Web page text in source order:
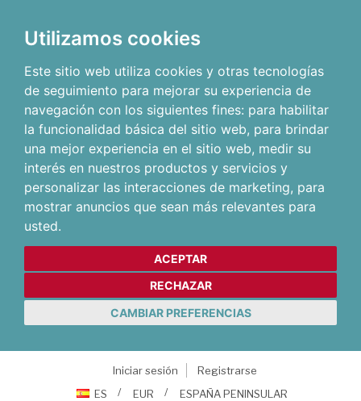
Utilizamos cookies
Este sitio web utiliza cookies y otras tecnologías
de seguimiento para mejorar su experiencia de
navegación con los siguientes fines: para habilitar
la funcionalidad básica del sitio web, para brindar
una mejor experiencia en el sitio web, medir su
interés en nuestros productos y servicios y
personalizar las interacciones de marketing, para
mostrar anuncios que sean más relevantes para
usted.
ACEPTAR
RECHAZAR
CAMBIAR PREFERENCIAS
Iniciar sesión
Registrarse
ES
EUR ESPAÑA PENINSULAR